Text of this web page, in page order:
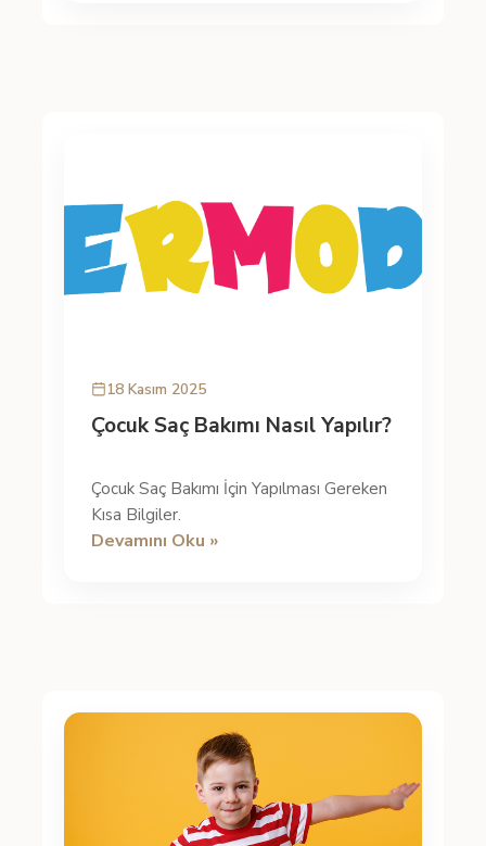
18 Kasım 2025
Çocuk Saç Bakımı Nasıl Yapılır?
Çocuk Saç Bakımı İçin Yapılması Gereken
Kısa Bilgiler.
Devamını Oku »